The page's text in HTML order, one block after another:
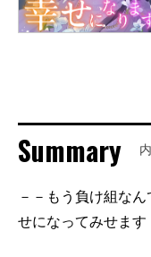
Summary
－－もう負け組な
せになってみせます